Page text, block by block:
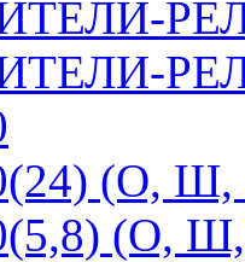
(О,
(О,